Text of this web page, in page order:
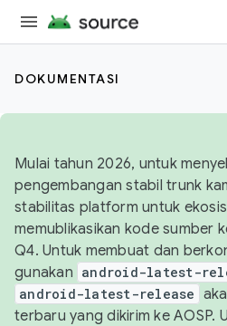
DOKUMENTASI
Mulai tahun 2026, untuk
pengembangan stabil trunk
stabilitas platform untuk
memublikasikan kode sumber
Q4. Untuk membuat dan
gunakan android-latest-
android-latest-release
terbaru yang dikirim ke AOSP.